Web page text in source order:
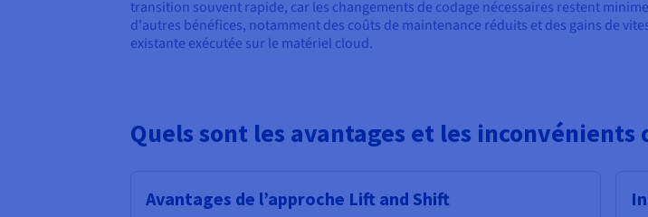
transition souvent rapide, car les changements de codage nécessaires restent
d'autres bénéfices, notamment des coûts de maintenance réduits et des gains de
existante exécutée sur le matériel cloud.
Quels sont les avantages et les inconvénients
Avantages de l’approche Lift and Shift